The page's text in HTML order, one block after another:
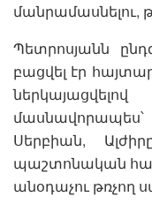
մանրամասնելու,
Պետրոսյանն
բացվել էր
Սերբիան,
պաշտոնական
անօդաչու թռչող